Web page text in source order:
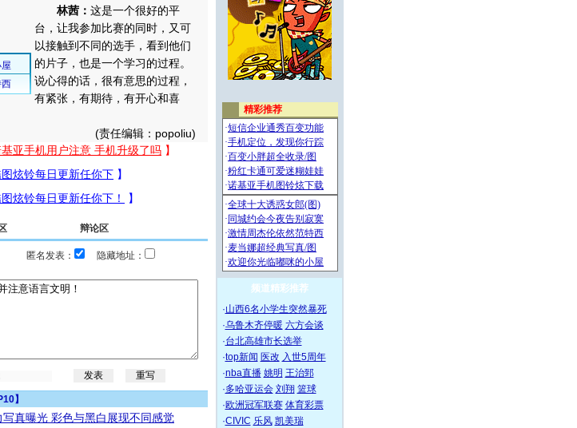
林茜： 这是一个很好的平
台，让我参加比赛的同时，又可
以接触到不同的选手，看到他们
的片子，也是一个学习的过程。
说心得的话，很有意思的过程，
有紧张，有期待，有开心和喜
(责任编辑：popoliu)
辩论区
匿名发表：
隐藏地址：
】
写真曝光 彩色与黑白展现不同感觉
频道精彩推荐
·山西6名小学生突然暴死
·乌鲁木齐停暖 六方会谈
·台北高雄市长选举
·top新闻 医改 入世5周年
·nba直播 姚明 王治郅
·多哈亚运会 刘翔 篮球
·欧洲冠军联赛 体育彩票
·CIVIC 乐风 凯美瑞